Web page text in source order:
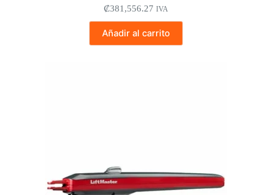
₡381,556.27 IVA
Añadir al carrito